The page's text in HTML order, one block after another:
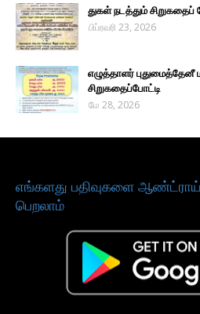
துகள் நடத்தும் சிறுகதைப்
பிப்ரவரி 23, 2026
எழுத்தாளர்
சிறுகதைப்போட்டி
மே 28, 2026
எங்களது பதிவுகளை
பெறலாம்